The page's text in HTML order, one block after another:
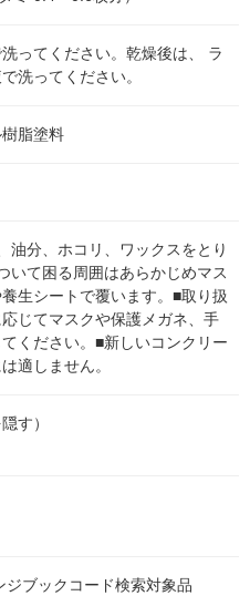
ってください。乾燥後は、 ラ
洗ってください。
脂塗料
油分、ホコリ、ワックスをとり
いて困る周囲はあらかじめマス
生シートで覆います。■取り扱
じてマスクや保護メガネ、手
ください。■新しいコンクリー
適しません。
す）
ジブックコード検索対象品